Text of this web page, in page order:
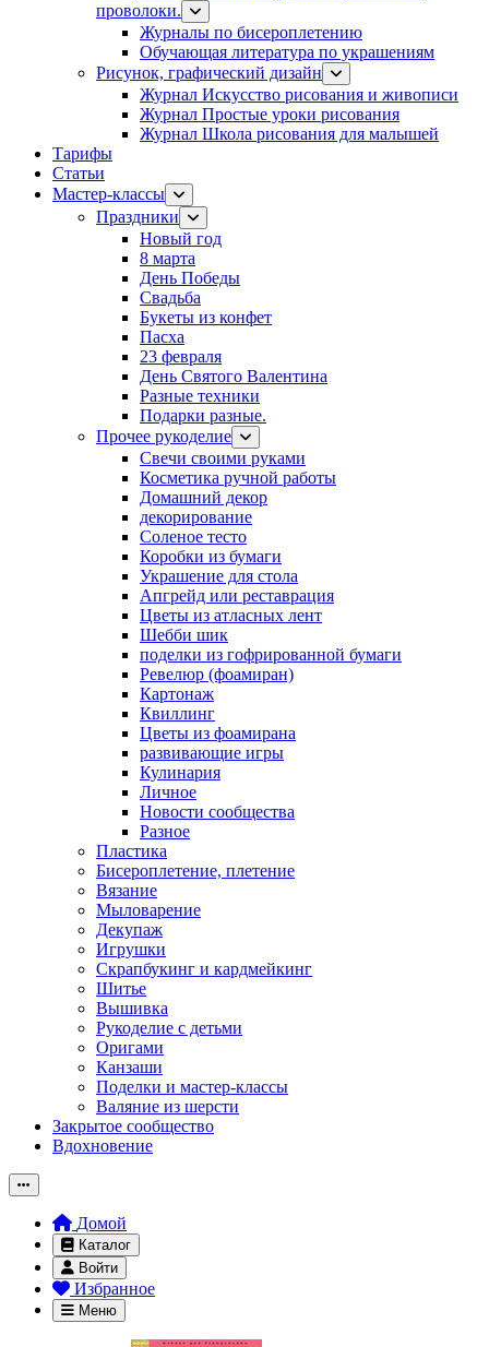
проволоки.
Журналы по бисероплетению
Обучающая литература по украшениям
Рисунок, графический дизайн
Журнал Искусство рисования и живописи
Журнал Простые уроки рисования
Журнал Школа рисования для малышей
Тарифы
Статьи
Мастер-классы
Праздники
Новый год
8 марта
День Победы
Свадьба
Букеты из конфет
Пасха
23 февраля
День Святого Валентина
Разные техники
Подарки разные.
Прочее рукоделие
Свечи своими руками
Косметика ручной работы
Домашний декор
декорирование
Соленое тесто
Коробки из бумаги
Украшение для стола
Апгрейд или реставрация
Цветы из атласных лент
Шебби шик
поделки из гофрированной бумаги
Ревелюр (фоамиран)
Картонаж
Квиллинг
Цветы из фоамирана
развивающие игры
Кулинария
Личное
Новости сообщества
Разное
Пластика
Бисероплетение, плетение
Вязание
Мыловарение
Декупаж
Игрушки
Скрапбукинг и кардмейкинг
Шитье
Вышивка
Рукоделие с детьми
Оригами
Канзаши
Поделки и мастер-классы
Валяние из шерсти
Закрытое сообщество
Вдохновение
Домой
Каталог
Войти
Избранное
Меню